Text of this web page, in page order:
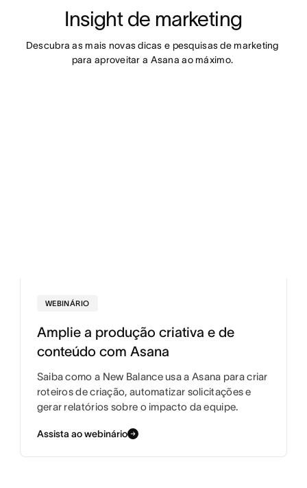
Insight de marketing
Descubra as mais novas dicas e pesquisas de marketing
para aproveitar a Asana ao máximo.
WEBINÁRIO
Amplie a produção criativa e de
conteúdo com Asana
Saiba como a New Balance usa a Asana para criar
roteiros de criação, automatizar solicitações e
gerar relatórios sobre o impacto da equipe.
Assista ao webinário